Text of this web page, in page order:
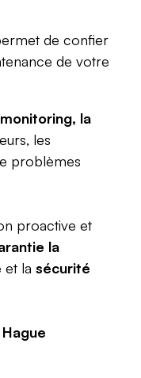
de confier
de votre
monitoring, la
les
problèmes
proactive et
la
et la sécurité